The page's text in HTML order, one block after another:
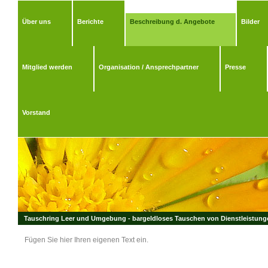
Über uns Berichte Beschreibung d. Angebote Bilder
Mitglied werden Organisation / Ansprechpartner Presse
Vorstand
Tauschring Leer und Umgebung - bargeldloses Tauschen von
Fügen Sie hier Ihren eigenen Text ein.